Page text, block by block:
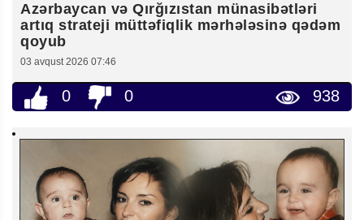
Azərbaycan və Qırğızıstan münasibətləri
artıq strateji müttəfiqlik mərhələsinə qədəm
qoyub
03 avqust 2026 07:46
0 0 938